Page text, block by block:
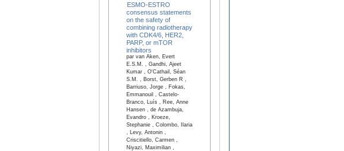
ESMO-ESTRO
consensus statements
on the safety of
combining radiotherapy
with CDK4/6, HER2,
PARP, or mTOR
inhibitors
par van Aken, Evert
E.S.M. , Gandhi, Ajeet
Kumar , O'Cathail, Séan
S.M. , Borst, Gerben R ,
Barriuso, Jorge , Fokas,
Emmanouil , Castelo-
Branco, Luís , Ree, Anne
Hansen , de Azambuja,
Evandro , Kroeze,
Stephanie , Colombo, Ilaria
, Levy, Antonin ,
Criscitiello, Carmen ,
Niyazi, Maximilian ,